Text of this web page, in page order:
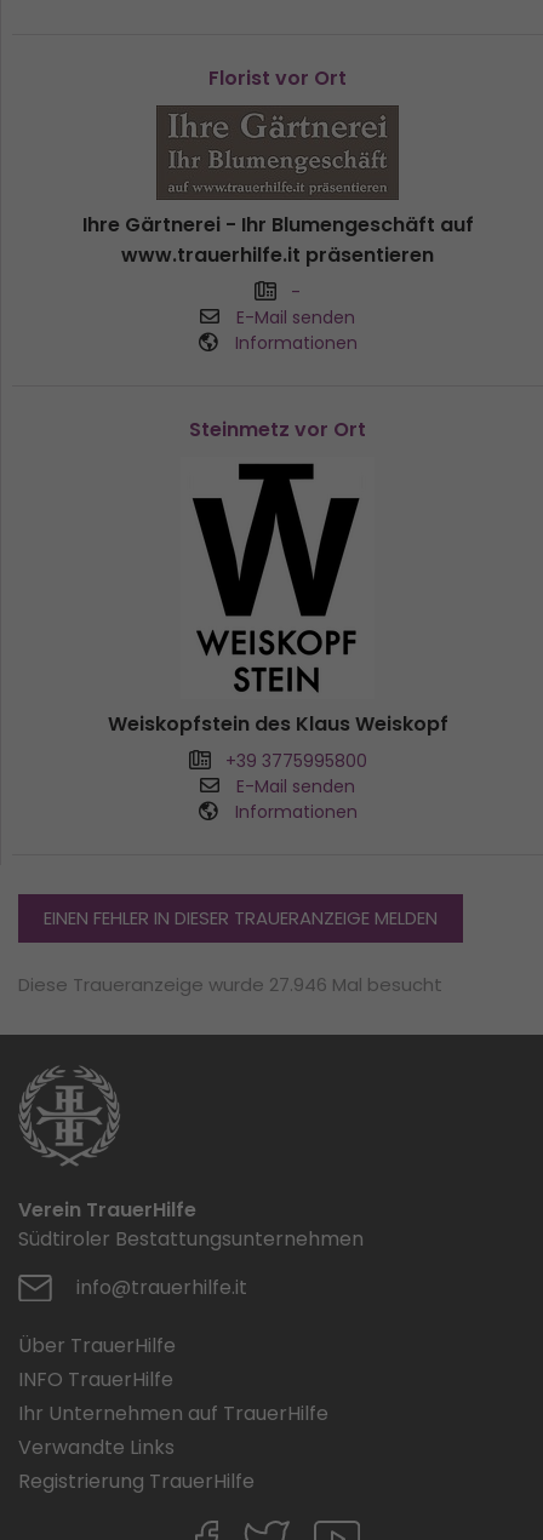
Florist vor Ort
Ihre Gärtnerei - Ihr Blumengeschäft auf
www.trauerhilfe.it präsentieren
-
E-Mail senden
Informationen
Steinmetz vor Ort
Weiskopfstein des Klaus Weiskopf
+39 3775995800
E-Mail senden
Informationen
EINEN FEHLER IN DIESER TRAUERANZEIGE MELDEN
Diese Traueranzeige wurde 27.946 Mal besucht
Verein TrauerHilfe
Südtiroler Bestattungsunternehmen
info@trauerhilfe.it
Über TrauerHilfe
INFO TrauerHilfe
Ihr Unternehmen auf TrauerHilfe
Verwandte Links
Registrierung TrauerHilfe